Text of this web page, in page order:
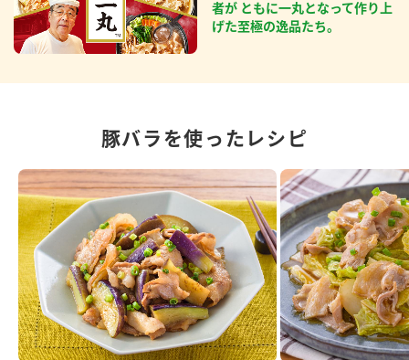
者が ともに一丸となって作り上
げた至極の逸品たち。
豚バラを使ったレシピ